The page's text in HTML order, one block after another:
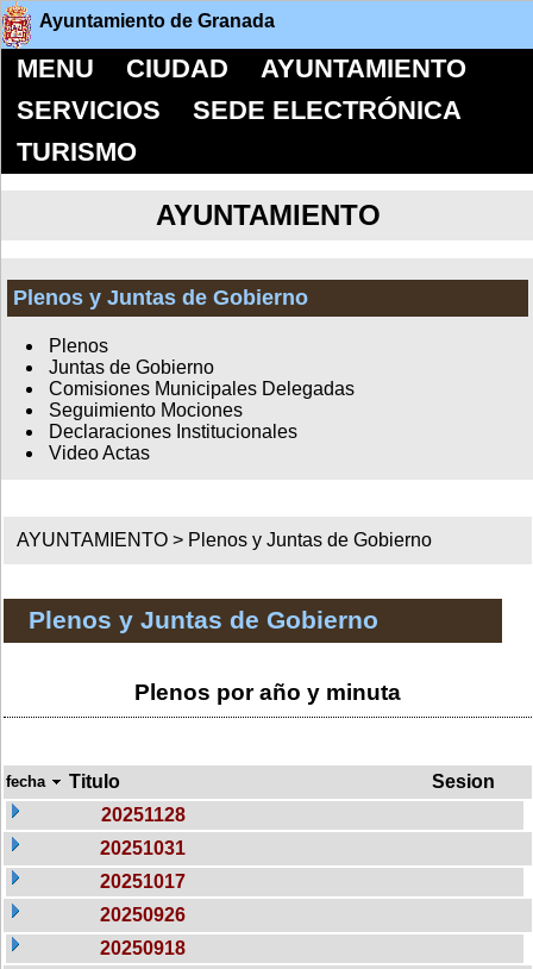
Ayuntamiento de Granada
MENU CIUDAD
AYUNTAMIENTO
SERVICIOS
SEDE ELECTRÓNICA
TURISMO
AYUNTAMIENTO
Plenos y Juntas de Gobierno
Plenos
Juntas de Gobierno
Comisiones Municipales Delegadas
Seguimiento Mociones
Declaraciones Institucionales
Video Actas
AYUNTAMIENTO > Plenos y Juntas de Gobierno
Plenos y Juntas de Gobierno
Plenos por año y minuta
fecha Titulo
Sesion
20251128
20251031
20251017
20250926
20250918